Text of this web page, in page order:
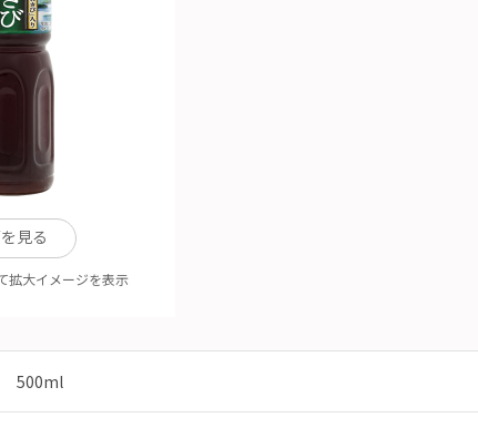
見る
拡大イメージを表示
500ml